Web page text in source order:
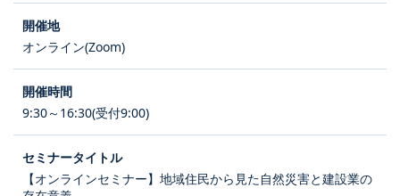
オンライン(Zoom)
9:30～16:30(受付9:00)
【オンラインセミナー】地域住民から見た自然災害と建設業の